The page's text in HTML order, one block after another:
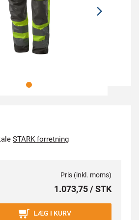
STARK forretning
Pris (inkl. moms)
1.073,75 / STK
LÆG I KURV